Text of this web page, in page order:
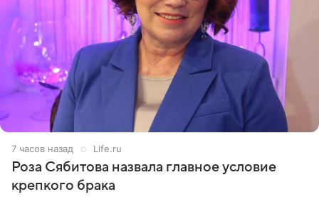
7 часов назад Life.ru
Роза Сябитова назвала главное условие
крепкого брака